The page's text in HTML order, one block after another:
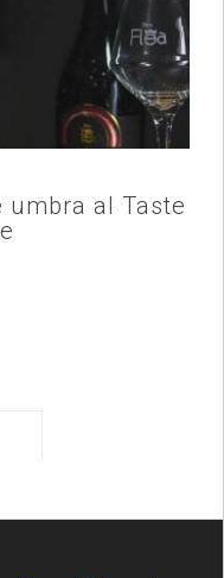
umbra al Taste